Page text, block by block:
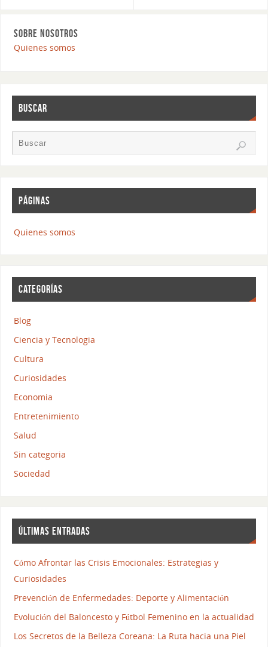
SOBRE NOSOTROS
Quienes somos
BUSCAR
PÁGINAS
Quienes somos
CATEGORÍAS
Blog
Ciencia y Tecnologia
Cultura
Curiosidades
Economia
Entretenimiento
Salud
Sin categoria
Sociedad
ÚLTIMAS ENTRADAS
Cómo Afrontar las Crisis Emocionales: Estrategias y
Curiosidades
Prevención de Enfermedades: Deporte y Alimentación
Evolución del Baloncesto y Fútbol Femenino en la actualidad
Los Secretos de la Belleza Coreana: La Ruta hacia una Piel